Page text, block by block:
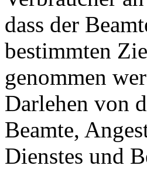
dass der
bestimmten
genommen
Darlehen von
Beamte,
Dienstes und